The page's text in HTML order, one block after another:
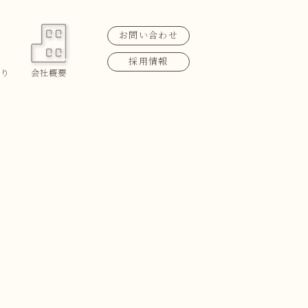
会社概要
お問い合わせ
採用情報